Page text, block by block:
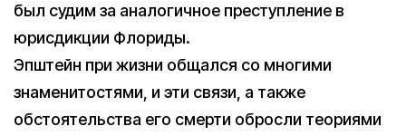
был судим за аналогичное преступление в
юрисдикции Флориды.
Эпштейн при жизни общался со многими
знаменитостями, и эти связи, а также
обстоятельства его смерти обросли теориями